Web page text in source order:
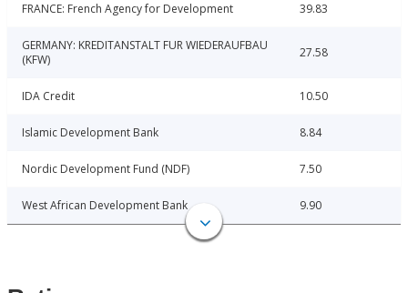
FRANCE: French Agency for Development 39.83
GERMANY: KREDITANSTALT FUR WIEDERAUFBAU
(KFW)
27.58
IDA Credit 10.50
Islamic Development Bank 8.84
Nordic Development Fund (NDF) 7.50
West African Development Bank 9.90